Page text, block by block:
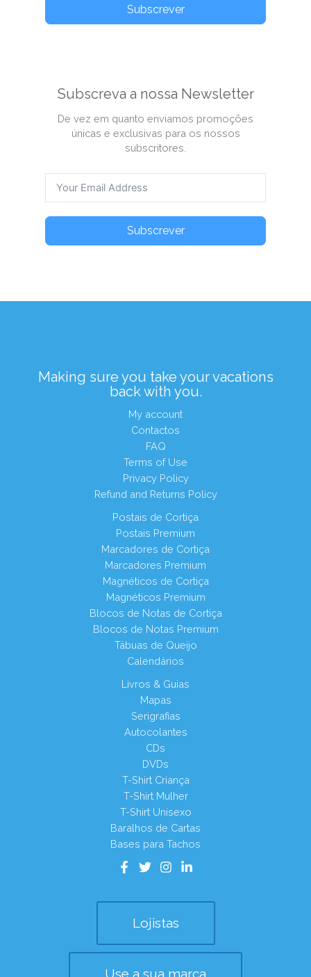
Subscrever
Subscreva a nossa Newsletter
De vez em quanto enviamos promoções
únicas e exclusivas para os nossos
subscritores.
Subscrever
Making sure you take your vacations
back with you.
My account
Contactos
FAQ
Terms of Use
Privacy Policy
Refund and Returns Policy
Postais de Cortiça
Postais Premium
Marcadores de Cortiça
Marcadores Premium
Magnéticos de Cortiça
Magnéticos Premium
Blocos de Notas de Cortiça
Blocos de Notas Premium
Tábuas de Queijo
Calendários
Livros & Guias
Mapas
Serigrafias
Autocolantes
CDs
DVDs
T-Shirt Criança
T-Shirt Mulher
T-Shirt Unisexo
Baralhos de Cartas
Bases para Tachos
Lojistas
Use a sua marca